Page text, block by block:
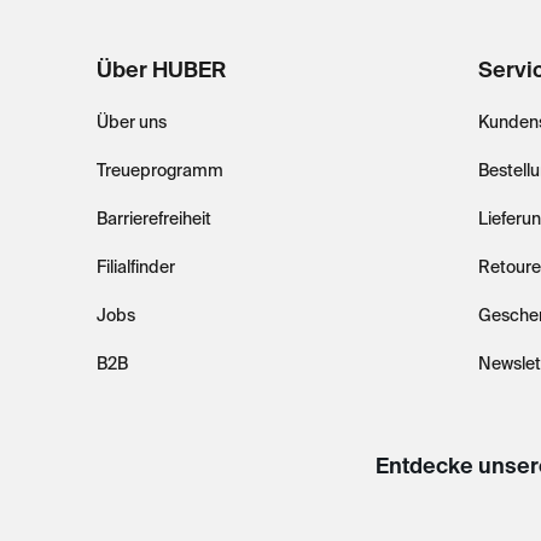
Über HUBER
Über uns
Treueprogramm
Barrierefreiheit
Filialfinder
Jobs
B2B
Entdecke